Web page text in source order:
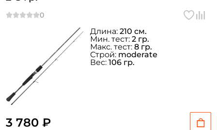
3 780 ₽
Длина: 210 см.
Мин. тест: 2 гр.
Макс. тест: 8 гр.
Строй: moderate
Вес: 106 гр.